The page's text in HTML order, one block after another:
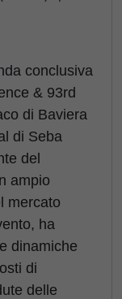
conclusiva
& 93rd
di Baviera
di Seba
del
ampio
mercato
ha
dinamiche
di
delle